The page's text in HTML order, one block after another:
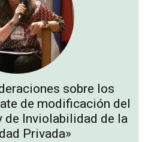
sobre los
de modificación del
de Inviolabilidad de la
Privada»